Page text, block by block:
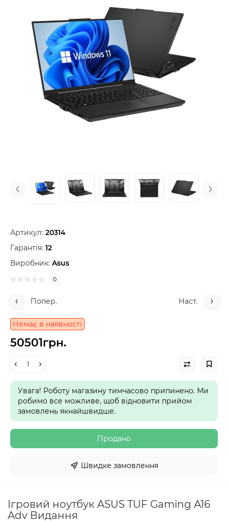
Артикул: 20314
Гарантія: 12
Виробник: Asus
0
Попер. Наст.
Немає в наявності
50501грн.
Увага! Роботу магазину тимчасово припинено. Ми
робимо все можливе, щоб відновити прийом
замовлень якнайшвидше.
Продано
Швидке замовлення
Ігровий ноутбук ASUS TUF Gaming A16
Adv Видання